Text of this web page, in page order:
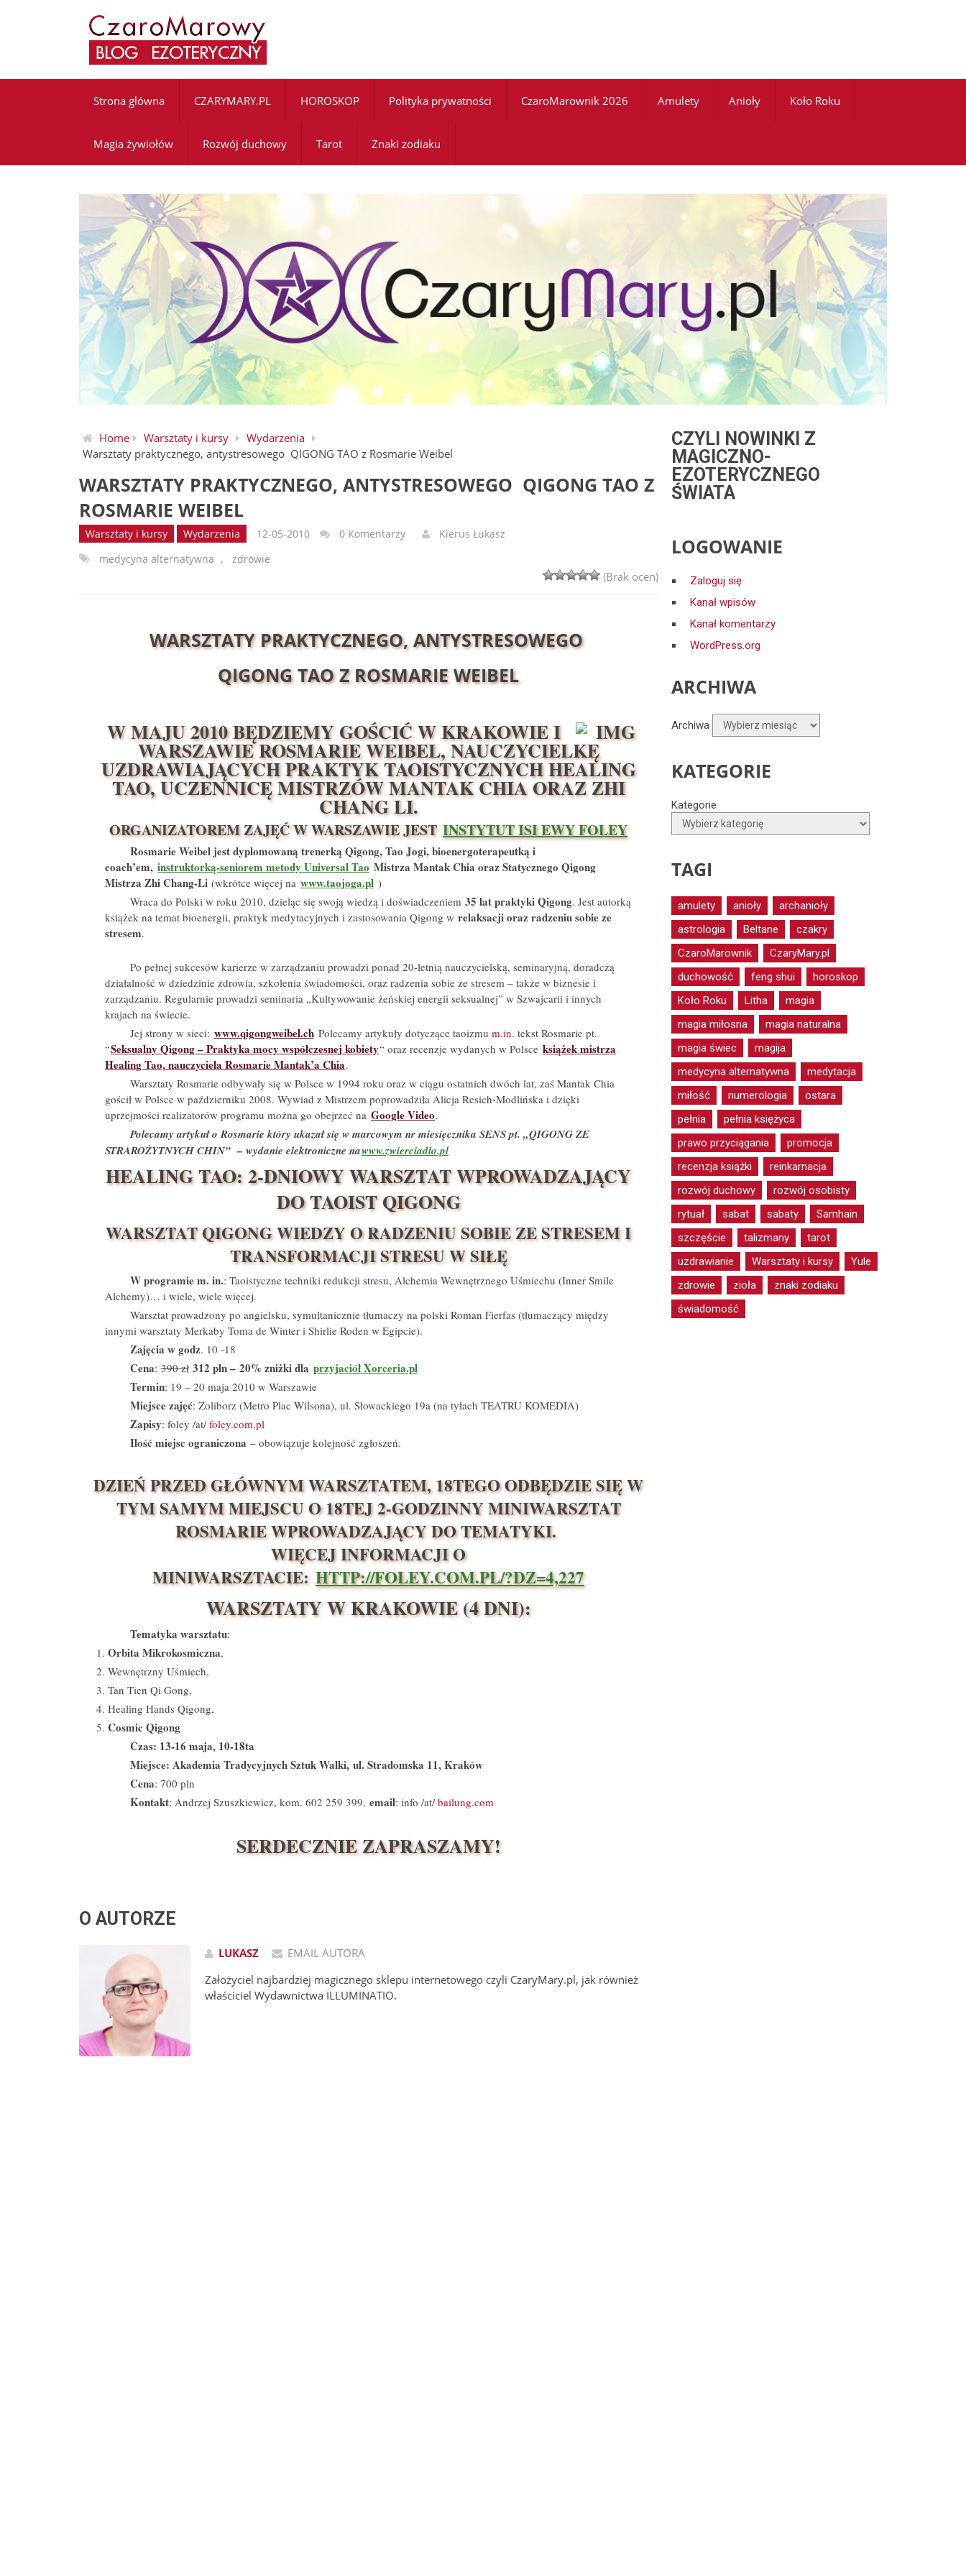
Strona główna CZARYMARY.PL HOROSKOP Polityka prywatności CzaroMarownik 2026 Amulety Anioły Koło Roku
Magia żywiołów Rozwój duchowy Tarot Znaki zodiaku
Home Warsztaty i kursy
Wydarzenia
Warsztaty praktycznego, antystresowego QIGONG TAO z Rosmarie Weibel
WARSZTATY PRAKTYCZNEGO, ANTYSTRESOWEGO QIGONG TAO Z
ROSMARIE WEIBEL
Warsztaty i kursy Wydarzenia 12-05-2010 0 Komentarzy
Kierus Łukasz
medycyna alternatywna , zdrowie
(Brak ocen)
WARSZTATY PRAKTYCZNEGO, ANTYSTRESOWEGO
QIGONG TAO Z ROSMARIE WEIBEL
W MAJU 2010 BĘDZIEMY GOŚCIĆ W KRAKOWIE I
WARSZAWIE ROSMARIE WEIBEL, NAUCZYCIELKĘ
UZDRAWIAJĄCYCH PRAKTYK TAOISTYCZNYCH HEALING
TAO, UCZENNICĘ MISTRZÓW MANTAK CHIA ORAZ ZHI
CHANG LI.
ORGANIZATOREM ZAJĘĆ W WARSZAWIE JEST INSTYTUT ISI EWY FOLEY
Rosmarie Weibel jest dyplomowaną trenerką Qigong, Tao Jogi, bioenergoterapeutką i
coach’em, instruktorką-seniorem metody Universal Tao Mistrza Mantak Chia oraz Statycznego Qigong
Mistrza Zhi Chang-Li (wkrótce więcej na www.taojoga.pl )
Wraca do Polski w roku 2010, dzieląc się swoją wiedzą i doświadczeniem 35 lat praktyki Qigong. Jest autorką
książek na temat bioenergii, praktyk medytacyjnych i zastosowania Qigong w relaksacji oraz radzeniu sobie ze
stresem.
Po pełnej sukcesów karierze w zarządzaniu prowadzi ponad 20-letnią nauczycielską, seminaryjną, doradczą
działalność w dziedzinie zdrowia, szkolenia świadomości, oraz radzenia sobie ze stresem – także w biznesie i
zarządzaniu. Regularnie prowadzi seminaria „Kultywowanie żeńskiej energii seksualnej” w Szwajcarii i innych
krajach na świecie.
Jej strony w sieci: www.qigongweibel.ch Polecamy artykuły dotyczące taoizmu m.in. tekst Rosmarie pt.
“Seksualny Qigong – Praktyka mocy współczesnej kobiety“ oraz recenzje wydanych w Polsce książek mistrza
Healing Tao, nauczyciela Rosmarie Mantak’a Chia.
Warsztaty Rosmarie odbywały się w Polsce w 1994 roku oraz w ciągu ostatnich dwóch lat, zaś Mantak Chia
gościł w Polsce w październiku 2008. Wywiad z Mistrzem poprowadziła Alicja Resich-Modlińska i dzięki
uprzejmości realizatorów programu można go obejrzeć na Google Video.
Polecamy artykuł o Rosmarie który ukazał się w marcowym nr miesięcznika SENS pt. „QIGONG ZE
STRAROŻYTNYCH CHIN” – wydanie elektroniczne nawww.zwierciadlo.pl
HEALING TAO: 2-DNIOWY WARSZTAT WPROWADZAJĄCY
DO TAOIST QIGONG
WARSZTAT QIGONG WIEDZY O RADZENIU SOBIE ZE STRESEM I
TRANSFORMACJI STRESU W SIŁĘ
W programie m. in.: Taoistyczne techniki redukcji stresu, Alchemia Wewnętrznego Uśmiechu (Inner Smile
Alchemy)… i wiele, wiele więcej.
Warsztat prowadzony po angielsku, symultanicznie tłumaczy na polski Roman Fierfas (tłumaczący między
innymi warsztaty Merkaby Toma de Winter i Shirlie Roden w Egipcie).
Zajęcia w godz. 10 -18
Cena:390 zł 312 pln – 20% zniżki dla przyjaciół Xorceria.pl
Termin: 19 – 20 maja 2010 w Warszawie
Miejsce zajęć: Zoliborz (Metro Plac Wilsona), ul. Słowackiego 19a (na tyłach TEATRU KOMEDIA)
Zapisy: foley /at/foley.com.pl
Ilość miejsc ograniczona – obowiązuje kolejność zgłoszeń.
DZIEŃ PRZED GŁÓWNYM WARSZTATEM, 18TEGO ODBĘDZIE SIĘ W
TYM SAMYM MIEJSCU O 18TEJ 2-GODZINNY MINIWARSZTAT
ROSMARIE WPROWADZAJĄCY DO TEMATYKI.
WIĘCEJ INFORMACJI O
MINIWARSZTACIE: HTTP://FOLEY.COM.PL/?DZ=4,227
WARSZTATY W KRAKOWIE (4 DNI):
Tematyka warsztatu:
Orbita Mikrokosmiczna,
Wewnętrzny Uśmiech,
Tan Tien Qi Gong,
Healing Hands Qigong,
Cosmic Qigong
Czas: 13-16 maja, 10-18ta
Miejsce: Akademia Tradycyjnych Sztuk Walki, ul. Stradomska 11, Kraków
Cena: 700 pln
Kontakt: Andrzej Szuszkiewicz, kom. 602 259 399, email: info /at/bailung.com
SERDECZNIE ZAPRASZAMY!
O AUTORZE
LUKASZ
EMAIL AUTORA
Założyciel najbardziej magicznego sklepu internetowego czyli CzaryMary.pl, jak również
właściciel Wydawnictwa ILLUMINATIO.
CZYLI NOWINKI Z
MAGICZNO-
EZOTERYCZNEGO
ŚWIATA
LOGOWANIE
Zaloguj się
Kanał wpisów
Kanał komentarzy
WordPress.org
ARCHIWA
Archiwa
KATEGORIE
Kategorie
TAGI
amulety anioły
archanioły
astrologia
Beltane
czakry
CzaroMarownik
CzaryMary.pl
duchowość
feng shui
horoskop
Koło Roku
Litha
magia
magia miłosna
magia naturalna
magia świec
magija
medycyna alternatywna
medytacja
miłość
numerologia
ostara
pełnia
pełnia księżyca
prawo przyciągania
promocja
recenzja książki
reinkarnacja
rozwój duchowy
rozwój osobisty
rytuał
sabat sabaty
Samhain
szczęście
talizmany
tarot
uzdrawianie
Warsztaty i kursy
Yule
zdrowie
zioła
znaki zodiaku
świadomość